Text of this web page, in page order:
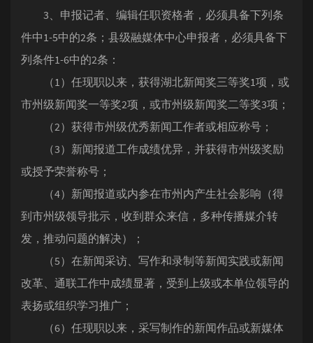
3、申报记者、编辑任职资格者，必须具备下列条
件中1-5中的2条；县级融媒体中心申报者，必须具备下
列条件1-6中的2条：
（1）任现职以来，获得湖北新闻奖三等奖1项，或
市州级新闻奖一等奖2项，或市州级新闻奖二等奖3项；
（2）获得市州级优秀新闻工作者或相应称号；
（3）新闻报道工作成绩优异，并获得市州级奖励
或授予荣誉称号；
（4）新闻报道或内参在市州内产生社会影响（得
到市州级领导批示，收到群众来信，多种传播媒介转
发，推动问题的解决）；
（5）在新闻采访、写作和录制等新闻实践或新闻
改革、通联工作中成绩显著，受到上级或本单位领导的
表扬或组织学习推广；
（6）任现职以来，采写制作的新闻作品或新媒体